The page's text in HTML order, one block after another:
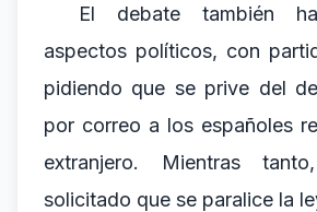
El debate también
aspectos políticos, con
pidiendo que se prive del
por correo a los españoles
extranjero. Mientras
solicitado que se paralice la